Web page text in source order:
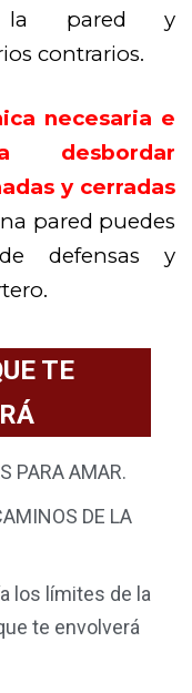
la pared y
contrarios.
necesaria e
desbordar
y cerradas
pared puedes
defensas y
TE
PARA AMAR.
DE LA
los límites de la
te envolverá